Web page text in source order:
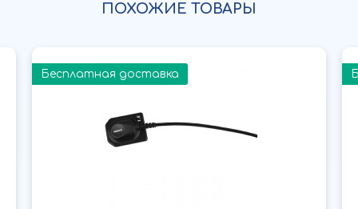
ПОХОЖИЕ ТОВАРЫ
Бесплатная доставка